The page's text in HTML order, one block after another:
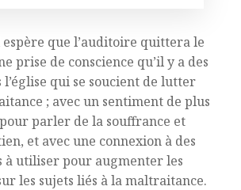
espère que l’auditoire quittera le
prise de conscience qu’il y a des
l’église qui se soucient de lutter
; avec un sentiment de plus
parler de la souffrance et
et avec une connexion à des
à utiliser pour augmenter les
les sujets liés à la maltraitance.